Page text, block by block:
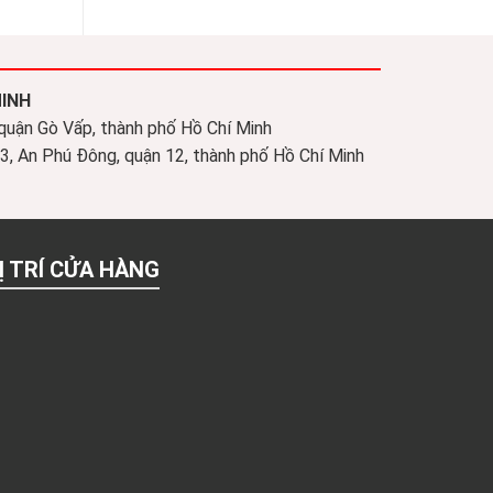
Gò Vấp, thành phố Hồ Chí Minh
An Phú Đông, quận 12, thành phố Hồ Chí Minh
TRÍ CỬA HÀNG